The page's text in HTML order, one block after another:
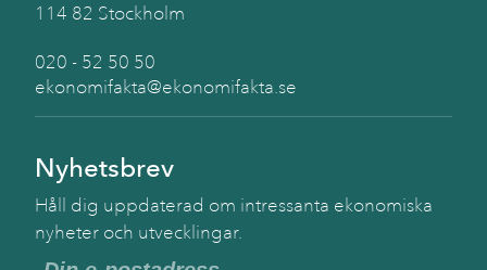
114 82 Stockholm
020 - 52 50 50
ekonomifakta@ekonomifakta.se
Nyhetsbrev
Håll dig uppdaterad om intressanta ekonomiska
nyheter och utvecklingar.